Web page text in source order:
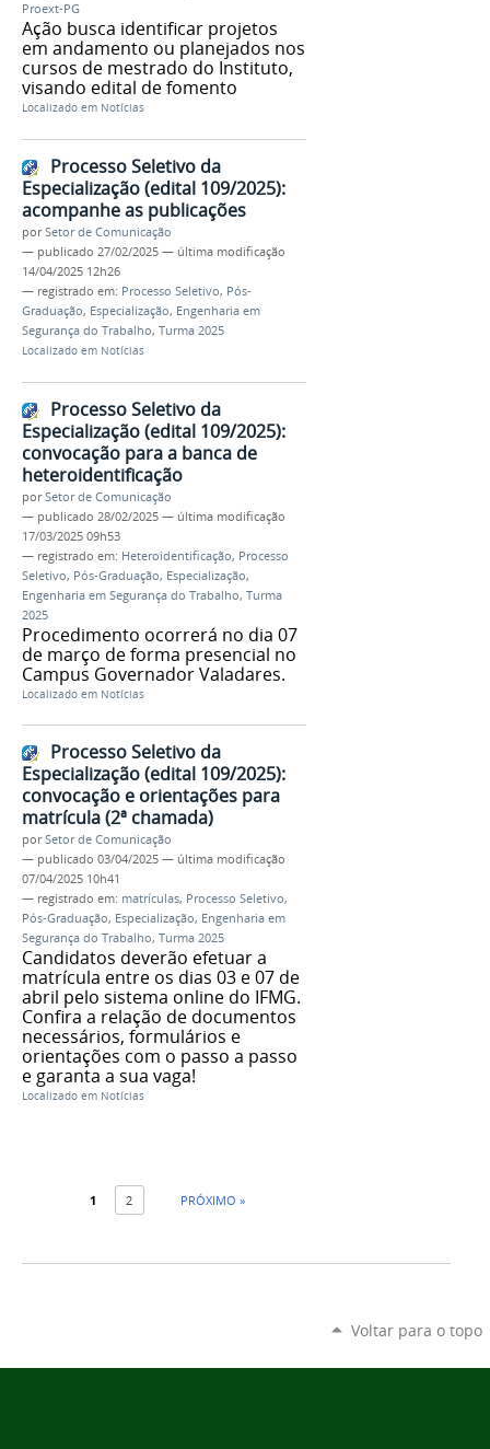
Proext-PG
Ação busca identificar projetos
em andamento ou planejados nos
cursos de mestrado do Instituto,
visando edital de fomento
Localizado em Notícias
Processo Seletivo da
Especialização (edital 109/2025):
acompanhe as publicações
porSetor de Comunicação
— publicado 27/02/2025 — última modificação
14/04/2025 12h26
— registrado em: Processo Seletivo, Pós-
Graduação, Especialização, Engenharia em
Segurança do Trabalho, Turma 2025
Localizado em Notícias
Processo Seletivo da
Especialização (edital 109/2025):
convocação para a banca de
heteroidentificação
porSetor de Comunicação
— publicado 28/02/2025 — última modificação
17/03/2025 09h53
— registrado em: Heteroidentificação, Processo
Seletivo, Pós-Graduação, Especialização,
Engenharia em Segurança do Trabalho, Turma
2025
Procedimento ocorrerá no dia 07
de março de forma presencial no
Campus Governador Valadares.
Localizado em Notícias
Processo Seletivo da
Especialização (edital 109/2025):
convocação e orientações para
matrícula (2ª chamada)
porSetor de Comunicação
— publicado 03/04/2025 — última modificação
07/04/2025 10h41
— registrado em: matrículas, Processo Seletivo,
Pós-Graduação, Especialização, Engenharia em
Segurança do Trabalho, Turma 2025
Candidatos deverão efetuar a
matrícula entre os dias 03 e 07 de
abril pelo sistema online do IFMG.
Confira a relação de documentos
necessários, formulários e
orientações com o passo a passo
e garanta a sua vaga!
Localizado em Notícias
1 2 PRÓXIMO »
Voltar para o topo